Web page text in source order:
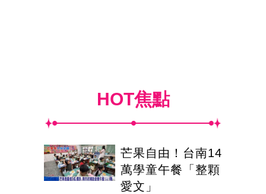
HOT焦點
芒果自由！台南14
萬學童午餐「整顆
愛文」